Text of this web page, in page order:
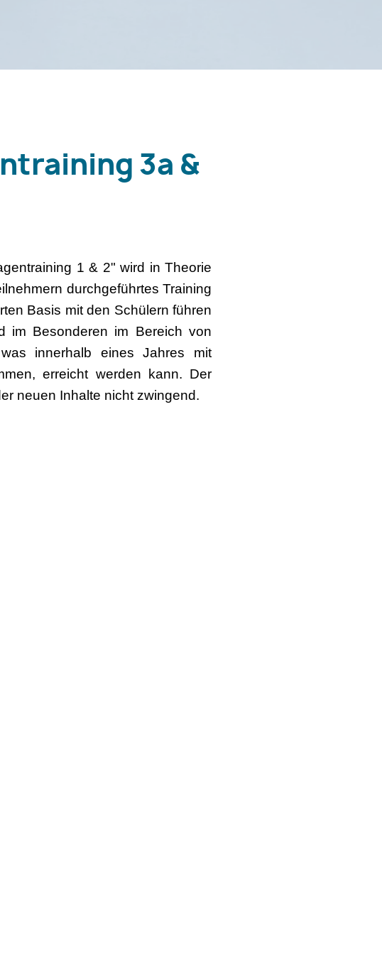
3a &
1 & 2" wird in Theorie
durchgeführtes Training
Basis mit den Schülern führen
im Besonderen im Bereich von
innerhalb eines Jahres mit
erreicht werden kann. Der
neuen Inhalte nicht zwingend.